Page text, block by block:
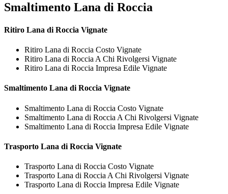
Smaltimento Lana di Roccia
Ritiro Lana di Roccia Vignate
Ritiro Lana di Roccia Costo Vignate
Ritiro Lana di Roccia A Chi Rivolgersi Vignate
Ritiro Lana di Roccia Impresa Edile Vignate
Smaltimento Lana di Roccia Vignate
Smaltimento Lana di Roccia Costo Vignate
Smaltimento Lana di Roccia A Chi Rivolgersi Vignate
Smaltimento Lana di Roccia Impresa Edile Vignate
Trasporto Lana di Roccia Vignate
Trasporto Lana di Roccia Costo Vignate
Trasporto Lana di Roccia A Chi Rivolgersi Vignate
Trasporto Lana di Roccia Impresa Edile Vignate